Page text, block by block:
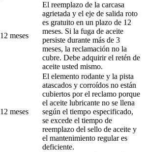
12 meses
El reemplazo de la carcasa
agrietada y el eje de salida roto
es gratuito en un plazo de 12
meses. Si la fuga de aceite
persiste durante más de 3
meses, la reclamación no la
cubre. Debe adquirir el retén de
aceite usted mismo.
12 meses
El elemento rodante y la pista
atascados y corroídos no están
cubiertos por el reclamo porque
el aceite lubricante no se llena
según el tiempo especificado,
se excede el tiempo de
reemplazo del sello de aceite y
el mantenimiento regular es
deficiente.